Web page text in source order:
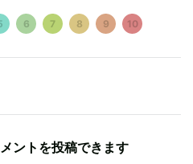
6 7 8 9 10
ントを投稿できます